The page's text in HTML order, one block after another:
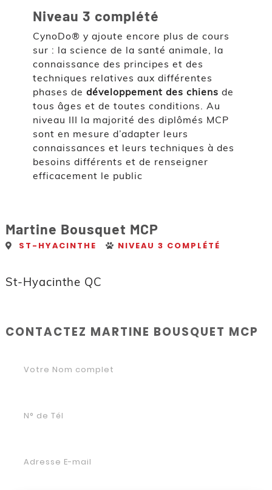
Martine Bousquet MCP
ST-HYACINTHE NIVEAU 3 COMPLÉTÉ
St-Hyacinthe QC
CONTACTEZ MARTINE BOUSQUET MCP
Niveau 3 complété
CynoDo® y ajoute encore plus de cours
sur : la science de la santé animale, la
connaissance des principes et des
techniques relatives aux différentes
phases de développement des chiens de
tous âges et de toutes conditions. Au
niveau III la majorité des diplômés MCP
sont en mesure d’adapter leurs
connaissances et leurs techniques à des
besoins différents et de renseigner
efficacement le public